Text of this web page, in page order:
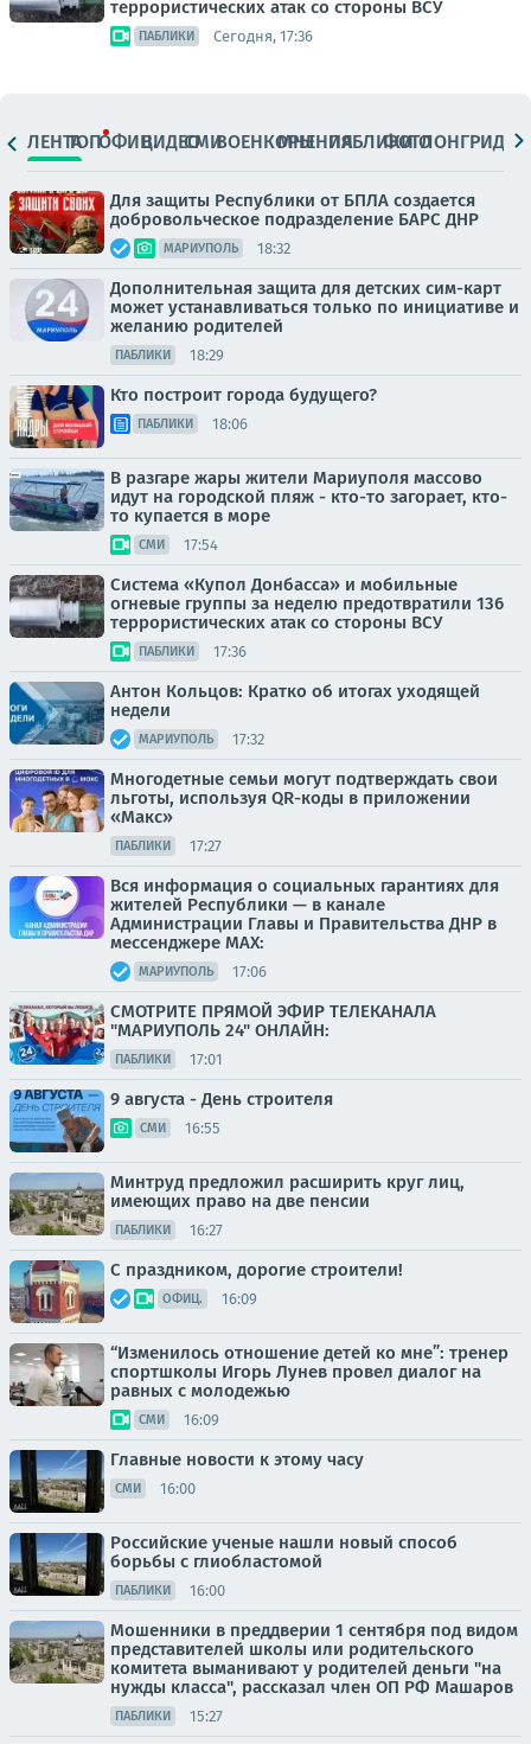
террористических атак со стороны ВСУ
ПАБЛИКИ Сегодня, 17:36
ЛЕНТАТОПОФИЦ.ВИДЕОСМИВОЕНКОРЫМНЕНИЯПАБЛИКИ
ФОТОЛОНГРИДЫ
Для защиты Республики от БПЛА создается
добровольческое подразделение БАРС ДНР
МАРИУПОЛЬ 18:32
Дополнительная защита для детских сим-карт
может устанавливаться только по инициативе и
желанию родителей
ПАБЛИКИ 18:29
Кто построит города будущего?
ПАБЛИКИ 18:06
В разгаре жары жители Мариуполя массово
идут на городской пляж - кто-то загорает, кто-
то купается в море
СМИ 17:54
Система «Купол Донбасса» и мобильные
огневые группы за неделю предотвратили 136
террористических атак со стороны ВСУ
ПАБЛИКИ 17:36
Антон Кольцов: Кратко об итогах уходящей
недели
МАРИУПОЛЬ 17:32
Многодетные семьи могут подтверждать свои
льготы, используя QR-коды в приложении
«Макс»
ПАБЛИКИ 17:27
Вся информация о социальных гарантиях для
жителей Республики — в канале
Администрации Главы и Правительства ДНР в
мессенджере MAX:
МАРИУПОЛЬ 17:06
СМОТРИТЕ ПРЯМОЙ ЭФИР ТЕЛЕКАНАЛА
"МАРИУПОЛЬ 24" ОНЛАЙН:
ПАБЛИКИ 17:01
9 августа - День строителя
СМИ 16:55
Минтруд предложил расширить круг лиц,
имеющих право на две пенсии
ПАБЛИКИ 16:27
С праздником, дорогие строители!
ОФИЦ. 16:09
“Изменилось отношение детей ко мне”: тренер
спортшколы Игорь Лунев провел диалог на
равных с молодежью
СМИ 16:09
Главные новости к этому часу
СМИ 16:00
Российские ученые нашли новый способ
борьбы с глиобластомой
ПАБЛИКИ 16:00
Мошенники в преддверии 1 сентября под видом
представителей школы или родительского
комитета выманивают у родителей деньги "на
нужды класса", рассказал член ОП РФ Машаров
ПАБЛИКИ 15:27